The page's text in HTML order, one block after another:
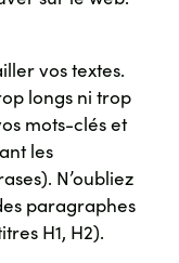
vos textes.
longs ni trop
mots-clés et
les
N’oubliez
paragraphes
H1, H2).